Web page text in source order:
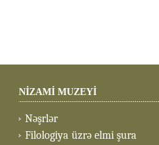
NİZAMİ MUZEYİ
Nəşrlər
Filologiya üzrə elmi şura